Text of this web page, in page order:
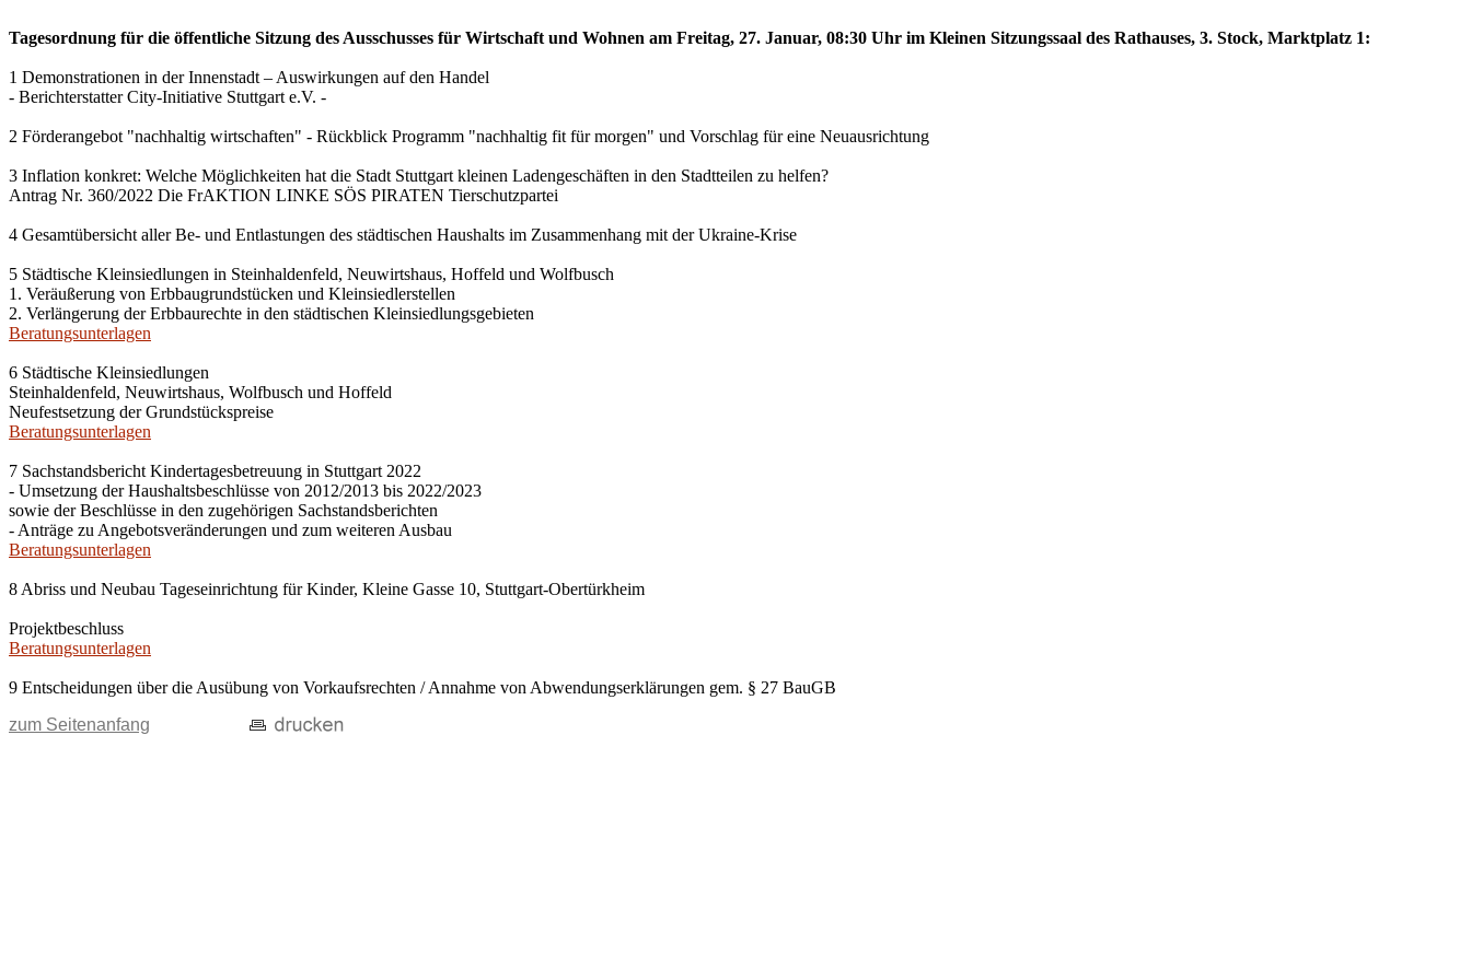
Tagesordnung für die öffentliche Sitzung des Ausschusses für Wirtschaft und Wohnen am Freitag, 27. Januar, 08:30 Uhr im Kleinen Sitzungssaal des Rathauses, 3. Stock, Marktplatz 1:
1 Demonstrationen in der Innenstadt – Auswirkungen auf den Handel
- Berichterstatter City-Initiative Stuttgart e.V. -
2 Förderangebot "nachhaltig wirtschaften" - Rückblick Programm "nachhaltig fit für morgen" und Vorschlag für eine Neuausrichtung
3 Inflation konkret: Welche Möglichkeiten hat die Stadt Stuttgart kleinen Ladengeschäften in den Stadtteilen zu helfen?
Antrag Nr. 360/2022 Die FrAKTION LINKE SÖS PIRATEN Tierschutzpartei
4 Gesamtübersicht aller Be- und Entlastungen des städtischen Haushalts im Zusammenhang mit der Ukraine-Krise
5 Städtische Kleinsiedlungen in Steinhaldenfeld, Neuwirtshaus, Hoffeld und Wolfbusch
1. Veräußerung von Erbbaugrundstücken und Kleinsiedlerstellen
2. Verlängerung der Erbbaurechte in den städtischen Kleinsiedlungsgebieten
Beratungsunterlagen
6 Städtische Kleinsiedlungen
Steinhaldenfeld, Neuwirtshaus, Wolfbusch und Hoffeld
Neufestsetzung der Grundstückspreise
Beratungsunterlagen
7 Sachstandsbericht Kindertagesbetreuung in Stuttgart 2022
- Umsetzung der Haushaltsbeschlüsse von 2012/2013 bis 2022/2023
sowie der Beschlüsse in den zugehörigen Sachstandsberichten
- Anträge zu Angebotsveränderungen und zum weiteren Ausbau
Beratungsunterlagen
8 Abriss und Neubau Tageseinrichtung für Kinder, Kleine Gasse 10, Stuttgart-Obertürkheim
Projektbeschluss
Beratungsunterlagen
9 Entscheidungen über die Ausübung von Vorkaufsrechten / Annahme von Abwendungserklärungen gem. § 27 BauGB
zum Seitenanfang